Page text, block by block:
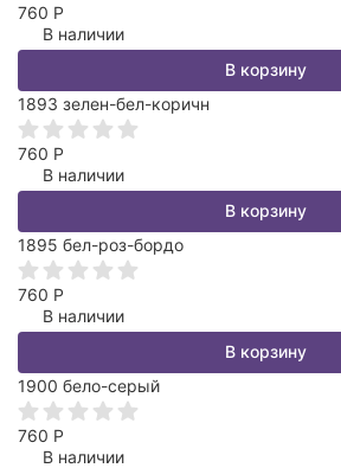
760 Р
В наличии
В корзину
1893 зелен-бел-коричн
760 Р
В наличии
В корзину
1895 бел-роз-бордо
760 Р
В наличии
В корзину
1900 бело-серый
760 Р
В наличии